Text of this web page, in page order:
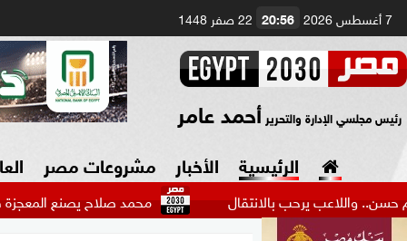
7 أغسطس 2026 20:56 22 صفر 1448
رئيس مجلسي الإدارة والتحرير أحمد عامر
الرئيسية الأخبار مشروعات مصر
محمد صلاح يصنع المعجزة في طرابزون بالانتقال